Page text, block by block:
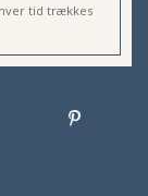
tid trækkes